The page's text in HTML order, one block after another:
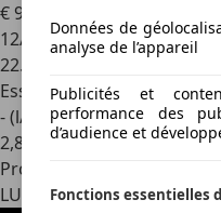
€ 99.990
12/2022
22.050 km
Essence
- (l/100 km)
2,8
Professionnel
LU 8009Strassen
Données de
analyse de l’appareil
Publicités et
performance des
d’audience et
Fonctions essentielles